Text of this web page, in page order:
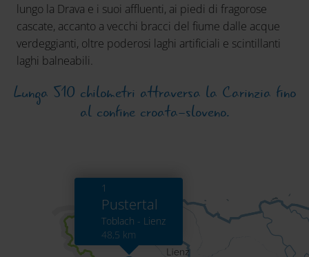
lungo la Drava e i suoi affluenti, ai piedi di fragorose
cascate, accanto a vecchi bracci del fiume dalle acque
verdeggianti, oltre poderosi laghi artificiali e scintillanti
laghi balneabili.
Lunga 510 chilometri attraversa la Carinzia fino
al confine croata-sloveno.
1
Pustertal
Toblach - Lienz
48,5 km